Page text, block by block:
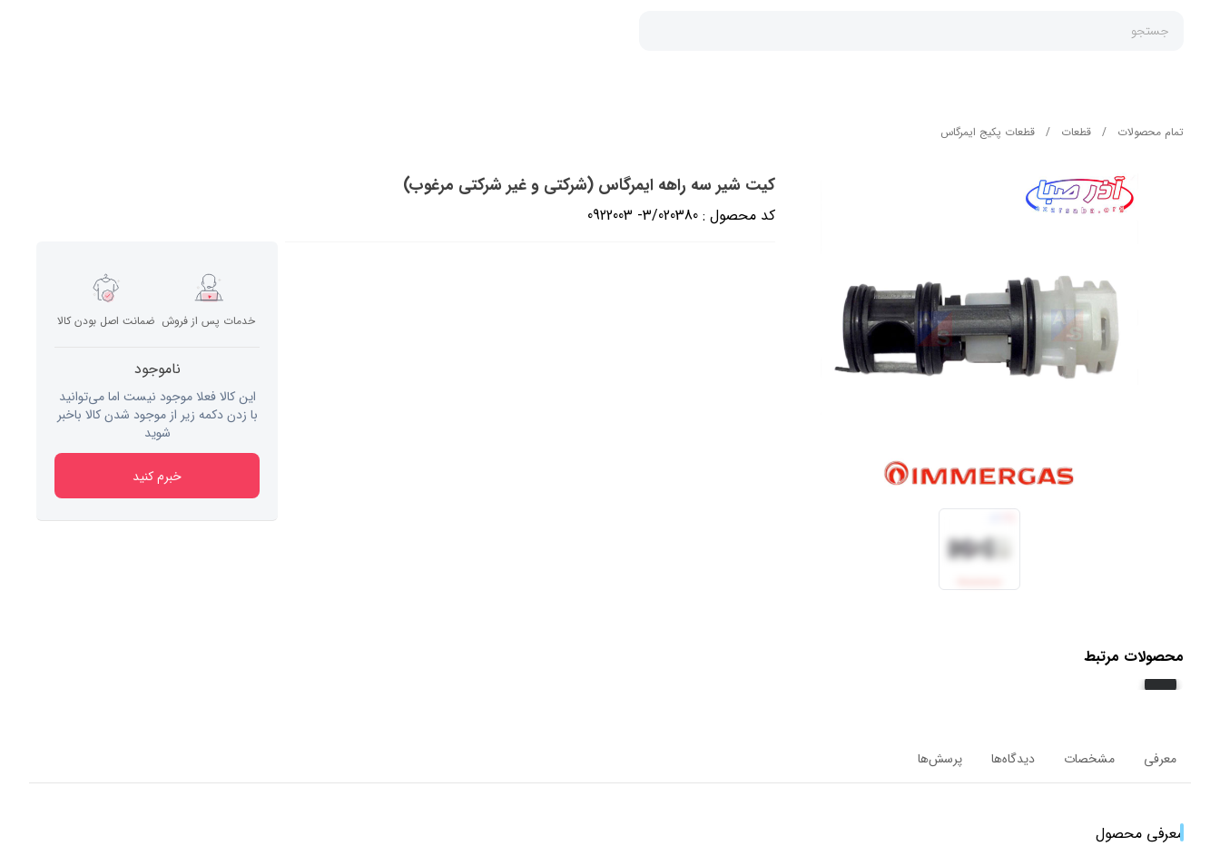
جستجو
تمام محصولات / قطعات / قطعات پکیج ایمرگاس
کیت شیر سه راهه ایمرگاس (شرکتی و غیر شرکتی مرغوب)
کد محصول : 3/020380- 0922003
خدمات پس از فروش ضمانت اصل بودن کالا
ناموجود
این کالا فعلا موجود نیست اما می‌توانید
با زدن دکمه زیر از موجود شدن کالا باخبر
شوید
خبرم کنید
محصولات مرتبط
معرفی مشخصات دیدگاه‌ها پرسش‌ها
معرفی محصول